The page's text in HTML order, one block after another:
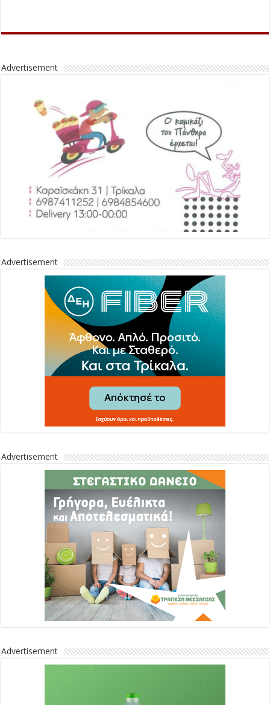
Advertisement
Advertisement
Advertisement
Advertisement